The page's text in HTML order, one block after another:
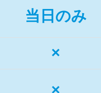
当日のみ
×